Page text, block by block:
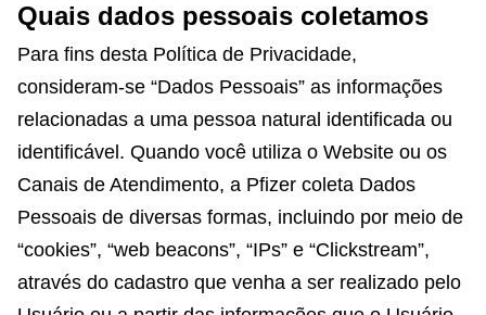
Quais dados pessoais coletamos
Para fins desta Política de Privacidade,
consideram-se “Dados Pessoais” as informações
relacionadas a uma pessoa natural identificada ou
identificável. Quando você utiliza o Website ou os
Canais de Atendimento, a Pfizer coleta Dados
Pessoais de diversas formas, incluindo por meio de
“cookies”, “web beacons”, “IPs” e “Clickstream”,
através do cadastro que venha a ser realizado pelo